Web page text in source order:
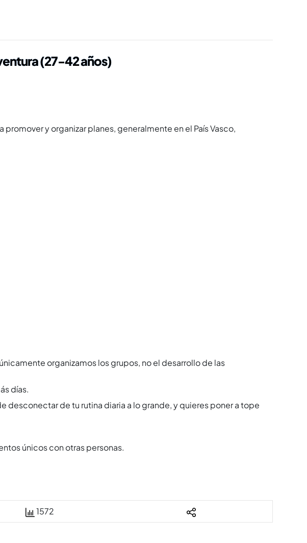
(27-42 años)
y organizar planes, generalmente en el Paí­s Vasco,
organizamos los grupos, no el desarrollo de las
dí­as.
desconectar de tu rutina diaria a lo grande, y quieres poner a tope
únicos con otras personas.
1572